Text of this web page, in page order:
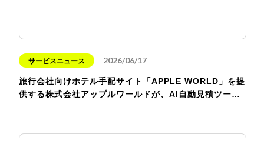
サービスニュース 2026/06/17
旅行会社向けホテル手配サイト「APPLE WORLD」を提
供する株式会社アップルワールドが、AI自動見積ツー…